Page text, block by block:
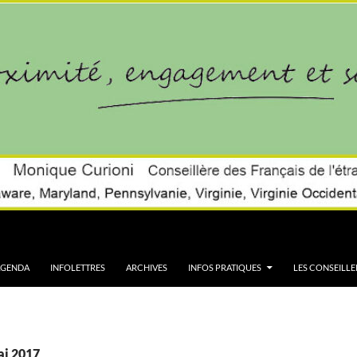
INFOLETTRES ARCHIVES INFOS PRATIQUES LES
2017